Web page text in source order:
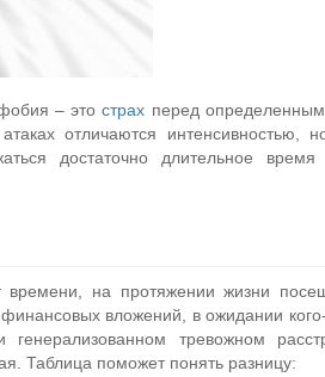
фобия – этострах перед
отличаются интенсивностью,
достаточно длительное
времени, на протяжении жизни
вложений, в ожидании кого-
тревожном
Таблица поможет понять разницу: